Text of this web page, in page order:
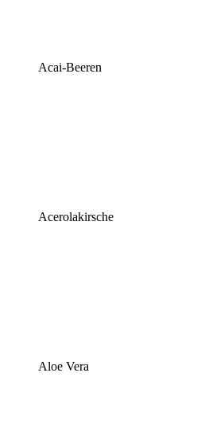
Acai-Beeren
Acerolakirsche
Aloe Vera